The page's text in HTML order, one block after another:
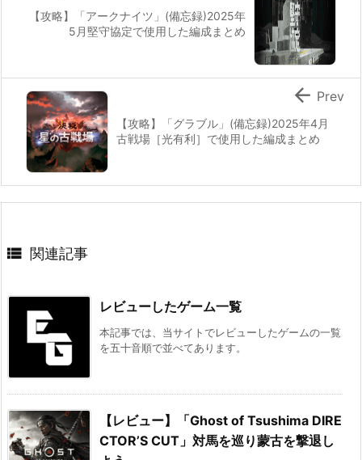
【攻略】「アークナイツ」(備忘録)2025年
5月堅守協定で使用した編成まとめ
【攻略】「グラブル」(備忘録)2025年4月
古戦場［光有利］で使用した編成まとめ
 Prev
 関連記事
レビューしたゲーム一覧
本記事では、当サイトでレビューしたゲームの一覧
を五十音順で並べてあります。
【レビュー】「Ghost of Tsushima DIRE
CTOR’S CUT」対馬を巡り蒙古を撃退し